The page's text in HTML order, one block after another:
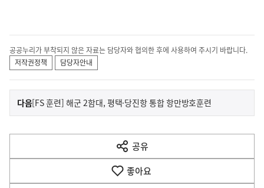
공공누리가 부착되지 않은 자료는 담당자와 협의한 후에 사용하여 주시기 바랍니다.
저작권정책
담당자안내
이
전
다
음
다음기
사
[FS 훈련] 해군 2함대, 평택·당진항 통합 항만방호훈련
공유
열
기
좋아요